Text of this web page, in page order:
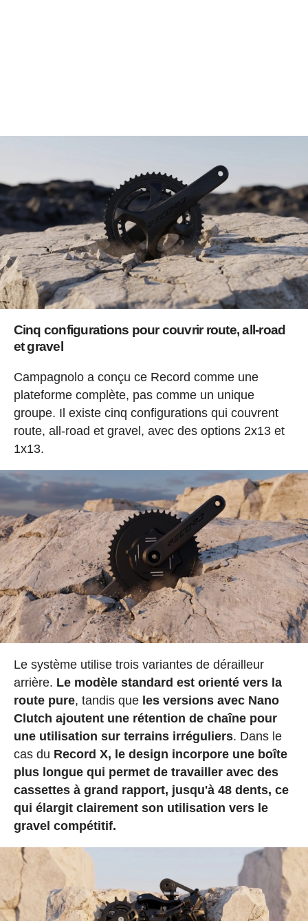
Cinq configurations pour couvrir route, all-road
et gravel
Campagnolo a conçu ce Record comme une
plateforme complète, pas comme un unique
groupe. Il existe cinq configurations qui couvrent
route, all-road et gravel, avec des options 2x13 et
1x13.
Le système utilise trois variantes de dérailleur
arrière. Le modèle standard est orienté vers la
route pure, tandis que les versions avec Nano
Clutch ajoutent une rétention de chaîne pour
une utilisation sur terrains irréguliers. Dans le
cas du Record X, le design incorpore une boîte
plus longue qui permet de travailler avec des
cassettes à grand rapport, jusqu'à 48 dents, ce
qui élargit clairement son utilisation vers le
gravel compétitif.